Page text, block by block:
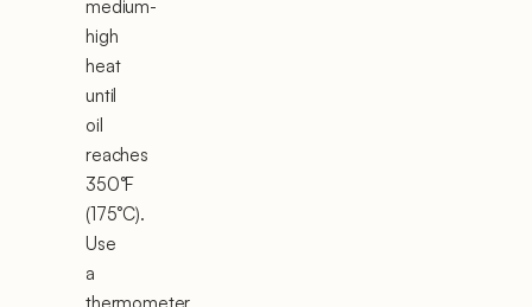
medium-
high
heat
until
oil
reaches
350°F
(175°C).
Use
a